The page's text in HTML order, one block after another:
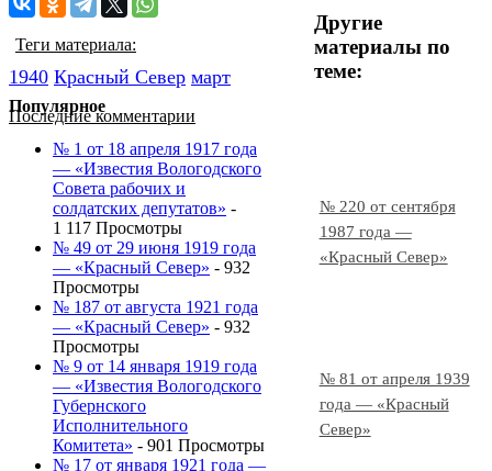
Другие
материалы по
теме:
№ 220 от сентября
1987 года —
«Красный Север»
№ 81 от апреля 1939
года — «Красный
Север»
Теги материала:
1940 Красный Cевер март
Последние комментарии
Популярное
№ 1 от 18 апреля 1917 года
— «Известия Вологодского
Совета рабочих и
солдатских депутатов» -
1 117 Просмотры
№ 49 от 29 июня 1919 года
— «Красный Север» - 932
Просмотры
№ 187 от августа 1921 года
— «Красный Север» - 932
Просмотры
№ 9 от 14 января 1919 года
— «Известия Вологодского
Губернского
Исполнительного
Комитета» - 901 Просмотры
№ 17 от января 1921 года —